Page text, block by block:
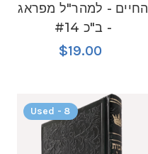
החיים - למהר"ל מפראג
- ב"כ #14
$19.00
Used - 8